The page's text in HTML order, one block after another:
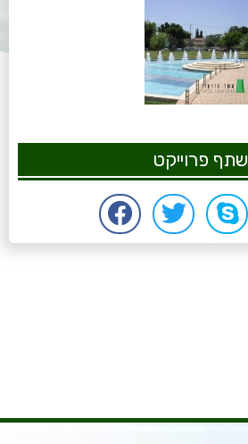
שתף פרוייקט